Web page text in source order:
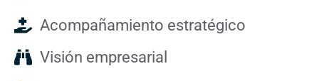
Acompañamiento estratégico
Visión empresarial